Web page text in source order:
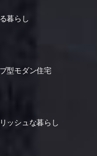
暮らし
型モダン住宅
ッシュな暮らし